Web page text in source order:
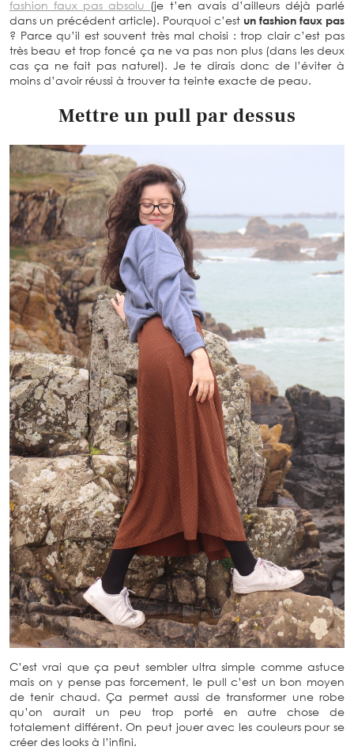
fashion faux pas absolu (je t’en avais d’ailleurs déjà parlé
dans un précédent article). Pourquoi c’est un fashion faux pas
? Parce qu’il est souvent très mal choisi : trop clair c’est pas
très beau et trop foncé ça ne va pas non plus (dans les deux
cas ça ne fait pas naturel). Je te dirais donc de l’éviter à
moins d’avoir réussi à trouver ta teinte exacte de peau.
Mettre un pull par dessus
C’est vrai que ça peut sembler ultra simple comme astuce
mais on y pense pas forcement, le pull c’est un bon moyen
de tenir chaud. Ça permet aussi de transformer une robe
qu’on aurait un peu trop porté en autre chose de
totalement différent. On peut jouer avec les couleurs pour se
créer des looks à l’infini.